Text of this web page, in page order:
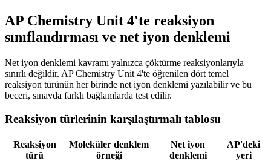
AP Chemistry Unit 4'te reaksiyon
sınıflandırması ve net iyon denklemi
Net iyon denklemi kavramı yalnızca çöktürme reaksiyonlarıyla
sınırlı değildir. AP Chemistry Unit 4'te öğrenilen dört temel
reaksiyon türünün her birinde net iyon denklemi yazılabilir ve bu
beceri, sınavda farklı bağlamlarda test edilir.
Reaksiyon türlerinin karşılaştırmalı tablosu
Reaksiyon
türü
Moleküler denklem
örneği
Net iyon
denklemi
AP'deki
yeri